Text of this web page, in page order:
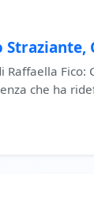
Fico:
che ha